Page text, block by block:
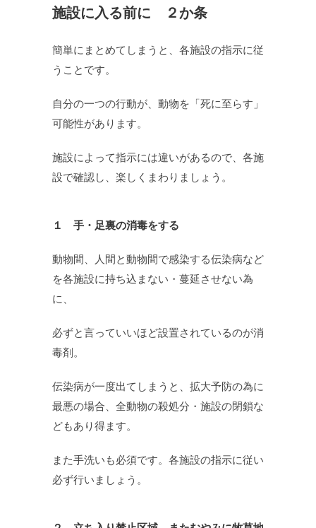
施設に入る前に ２か条
簡単にまとめてしまうと、各施設の指示に従
うことです。
自分の一つの行動が、動物を「死に至らす」
可能性があります。
施設によって指示には違いがあるので、各施
設で確認し、楽しくまわりましょう。
１ 手・足裏の消毒をする
動物間、人間と動物間で感染する伝染病など
を各施設に持ち込まない・蔓延させない為
に、
必ずと言っていいほど設置されているのが消
毒剤。
伝染病が一度出てしまうと、拡大予防の為に
最悪の場合、全動物の殺処分・施設の閉鎖な
どもあり得ます。
また手洗いも必須です。各施設の指示に従い
必ず行いましょう。